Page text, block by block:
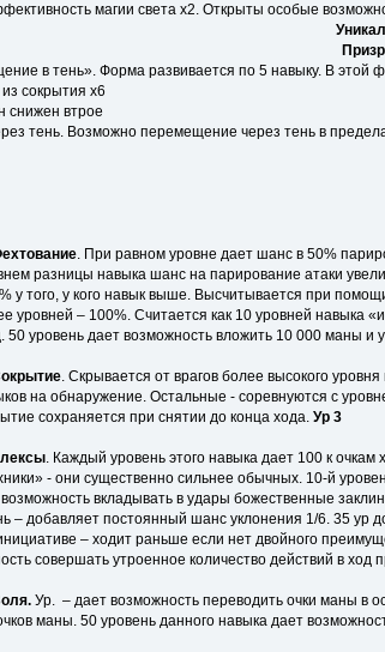
магии света x2. Открыты особые
в тень». Форма развивается по 5 навыку. В этой
сокрытия x6
снижен втрое
тень. Возможно перемещение через тень в
. При равном уровне дает шанс в 50%
разницы навыка шанс на парирование атаки
у того, у кого навык выше. Высчитывается при
уровней – 100%. Считается как 10 уровней навыка
50 уровень дает возможность вложить 10 000 маны и
. Скрывается от врагов более высокого
на обнаружение. Остальные - соревнуются с
сохраняется при снятии до конца хода.Ур 3
. Каждый уровень этого навыка дает 100 к
- они существенно сильнее обычных. 10-й
вкладывать в удары божественные
– добавляет постоянный шанс уклонения 1/6. 35
– ходит раньше если нет двойного
совершать утроенное количество действий в
Ур. – дает возможность переводить очки маны в
маны. 50 уровень данного навыка дает